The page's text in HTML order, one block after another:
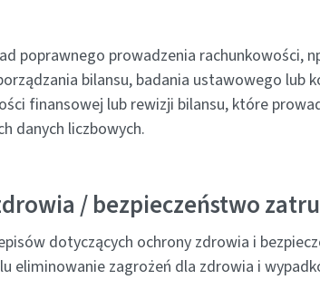
poprawnego prowadzenia rachunkowości,
bilansu, badania ustawowego lub
finansowej lub rewizji bilansu, które
danych liczbowych.
/ bezpieczeństwo
dotyczących ochrony zdrowia i
eliminowanie zagrożeń dla zdrowia i